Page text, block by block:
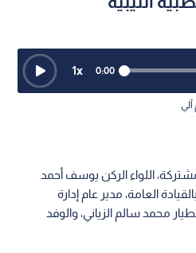
0:00
1x
اللواء الركن يوسف أحمد
العامة، مدير عام إدارة
محمد سالم الزياني، والوفد